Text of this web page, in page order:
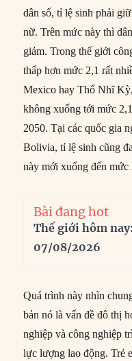
dân số, tỉ lệ sinh phải
nữ. Trên mức này thì
giảm. Trong thế giới
thấp hơn mức 2,1 rất
Mexico hay Thổ Nhĩ
không xuống tới mức
2050. Tại các quốc gia
Bolivia, tỉ lệ sinh cũng
này mới xuống đến mức
Bài đang hot
Thế giới hôm nay:
07/08/2026
Quá trình này nhìn
bản nó là vấn đề đô thị
nghiệp và công nghiệp
lực lượng lao động. Trẻ